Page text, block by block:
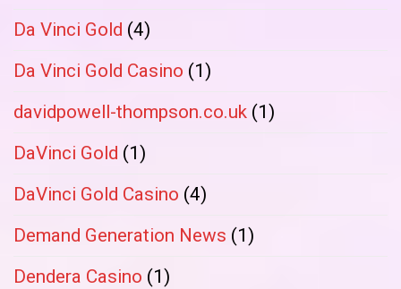
Da Vinci Gold (4)
Da Vinci Gold Casino (1)
davidpowell-thompson.co.uk (1)
DaVinci Gold (1)
DaVinci Gold Casino (4)
Demand Generation News (1)
Dendera Casino (1)